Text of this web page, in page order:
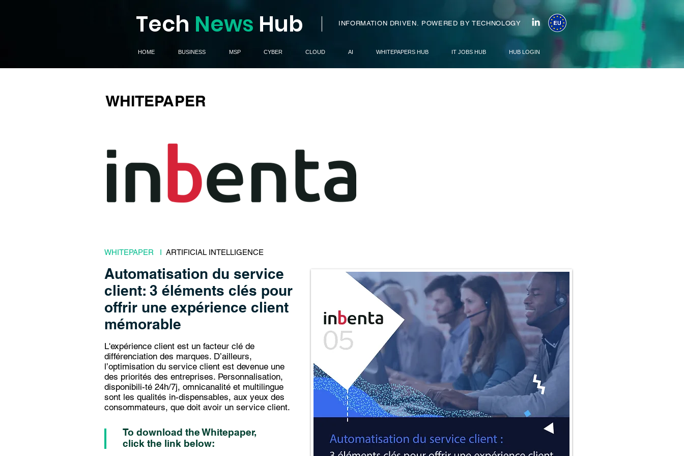
Tech News Hub I INFORMATION DRIVEN. POWERED BY TECHNOLOGY
HOME BUSINESS MSP CYBER CLOUD AI WHITEPAPERS HUB IT JOBS HUB HUB LOGIN
WHITEPAPER
WHITEPAPER I ARTIFICIAL INTELLIGENCE
Automatisation du service
client: 3 éléments clés pour
offrir une expérience client
mémorable
L'expérience client est un facteur clé de
différenciation des marques. D’ailleurs,
l’optimisation du service client est devenue une
des priorités des entreprises. Personnalisation,
disponibili-té 24h/7j, omnicanalité et multilingue
sont les qualités in-dispensables, aux yeux des
consommateurs, que doit avoir un service client.
To download the Whitepaper,
click the link below: